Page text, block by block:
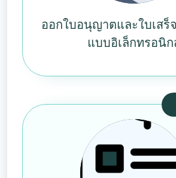
ออกใบอนุญาตและใบเสร็
แบบอิเล็กทรอนิก